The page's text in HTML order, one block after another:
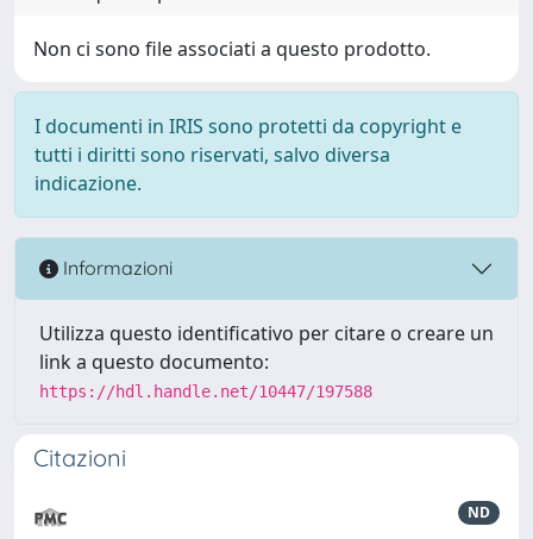
Non ci sono file associati a questo prodotto.
I documenti in IRIS sono protetti da copyright e
tutti i diritti sono riservati, salvo diversa
indicazione.
Informazioni
Utilizza questo identificativo per citare o creare un
link a questo documento:
https://hdl.handle.net/10447/197588
Citazioni
ND